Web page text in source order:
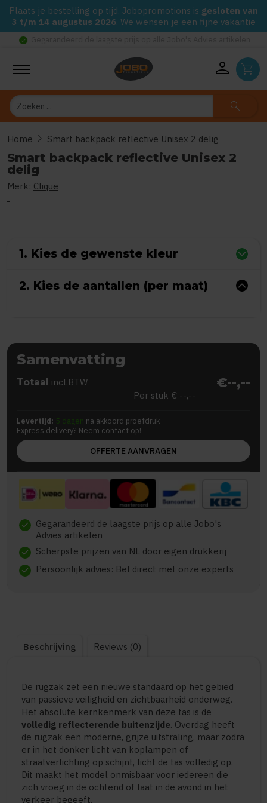
Plaats je bestelling op tijd. Jobopromotions is gesloten van
3 t/m 14 augustus 2026. We wensen je een fijne vakantie
check_circle
person shopping_cart
Zoeken search
Home chevron_right Smart backpack reflective Unisex 2 delig
Smart backpack reflective Unisex 2
delig
Merk: Clique
1. Kies de gewenste kleur
2. Kies de aantallen (per maat)
Samenvatting
Totaal incl.BTW €--,--
Per stuk € --,--
Levertijd: 5 dagen na akkoord proefdruk
Express delivery? Neem contact op!
OFFERTE AANVRAGEN
check Gegarandeerd de laagste prijs op alle Jobo's
Advies artikelen
check Scherpste prijzen van NL door eigen drukkerij
check Persoonlijk advies: Bel direct met onze experts
Beschrijving Reviews (0)
De rugzak zet een nieuwe standaard op het gebied
van passieve veiligheid en zichtbaarheid onderweg.
Het absolute kernkenmerk van deze tas is de
volledig reflecterende buitenzijde. Overdag heeft
de rugzak een moderne, grijze uitstraling, maar zodra
er in het donker licht van koplampen of
straatverlichting op schijnt, licht de tas volledig op.
Dit maakt het model onmisbaar voor iedereen die
zich vroeg in de ochtend of laat in de avond in het
verkeer begeeft.